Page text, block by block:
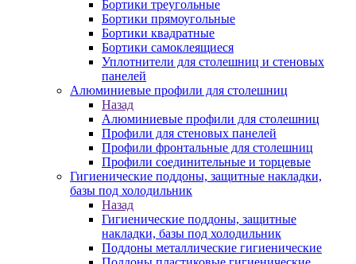
Бортики треугольные
Бортики прямоугольные
Бортики квадратные
Бортики самоклеящиеся
Уплотнители для столешниц и стеновых
панелей
Алюминиевые профили для столешниц
Назад
Алюминиевые профили для столешниц
Профили для стеновых панелей
Профили фронтальные для столешниц
Профили соединительные и торцевые
Гигиенические поддоны, защитные накладки,
базы под холодильник
Назад
Гигиенические поддоны, защитные
накладки, базы под холодильник
Поддоны металлические гигиенические